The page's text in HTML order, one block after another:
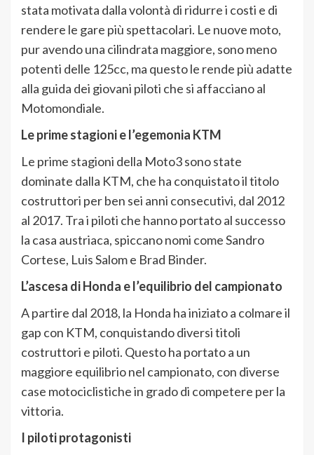
stata motivata dalla volontà di ridurre i costi e di
rendere le gare più spettacolari. Le nuove moto,
pur avendo una cilindrata maggiore, sono meno
potenti delle 125cc, ma questo le rende più adatte
alla guida dei giovani piloti che si affacciano al
Motomondiale.
Le prime stagioni e l’egemonia KTM
Le prime stagioni della Moto3 sono state
dominate dalla KTM, che ha conquistato il titolo
costruttori per ben sei anni consecutivi, dal 2012
al 2017. Tra i piloti che hanno portato al successo
la casa austriaca, spiccano nomi come Sandro
Cortese, Luis Salom e Brad Binder.
L’ascesa di Honda e l’equilibrio del campionato
A partire dal 2018, la Honda ha iniziato a colmare il
gap con KTM, conquistando diversi titoli
costruttori e piloti. Questo ha portato a un
maggiore equilibrio nel campionato, con diverse
case motociclistiche in grado di competere per la
vittoria.
I piloti protagonisti